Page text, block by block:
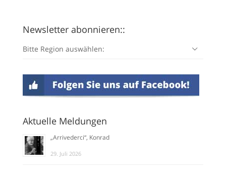
Newsletter abonnieren::
Bitte Region auswählen:
Aktuelle Meldungen
„Arrivederci“, Konrad
29. Juli 2026